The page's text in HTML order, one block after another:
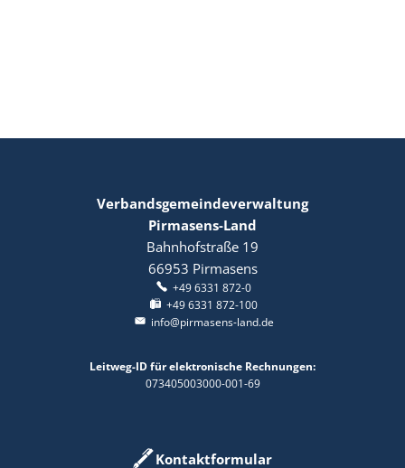
Verbandsgemeindeverwaltung
Pirmasens-Land
Bahnhofstraße 19
66953 Pirmasens
+49 6331 872-0
+49 6331 872-100
info@pirmasens-land.de
Leitweg-ID für elektronische Rechnungen:
073405003000-001-69
Kontaktformular